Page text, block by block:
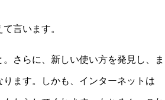
言います。
さらに、新しい使い方を発見し、ま
ます。しかも、インターネットは